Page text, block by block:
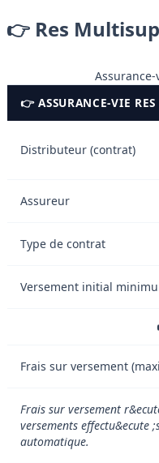
👉 Res
👉 ASSURANCE-VIE
Distributeur (contrat)
Assureur
Type de contrat
Versement initial
Frais sur versement
Frais sur versement
versements effectu&ecute
automatique.